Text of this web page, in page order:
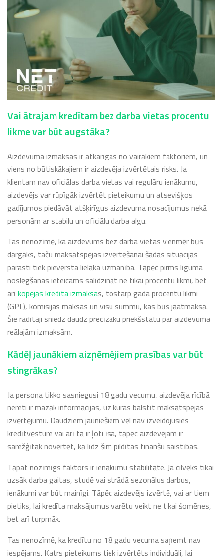
Vai ātrajam kredītam bez darba vietas procentu
likme var būt augstāka?
Aizdevuma izmaksas ir atkarīgas no vairākiem faktoriem, un
viens no būtiskākajiem ir aizdevēja izvērtētais risks. Ja
klientam nav oficiālas darba vietas vai regulāru ienākumu,
aizdevējs var rūpīgāk izvērtēt pieteikumu un atsevišķos
gadījumos piedāvāt atšķirīgus aizdevuma nosacījumus nekā
personām ar stabilu un oficiālu darba algu.
Tas nenozīmē, ka aizdevums bez darba vietas vienmēr būs
dārgāks, taču maksātspējas izvērtēšanai šādās situācijās
parasti tiek pievērsta lielāka uzmanība. Tāpēc pirms līguma
noslēgšanas ieteicams salīdzināt ne tikai procentu likmi, bet
arīkopējās kredīta izmaksas, tostarp gada procentu likmi
(GPL), komisijas maksas un visu summu, kas būs jāatmaksā.
Šie rādītāji sniedz daudz precīzāku priekšstatu par aizdevuma
reālajām izmaksām.
Kādēļ jaunākiem aizņēmējiem prasības var būt
stingrākas?
Ja persona tikko sasniegusi 18 gadu vecumu, aizdevēja rīcībā
nereti ir mazāk informācijas, uz kuras balstīt maksātspējas
izvērtējumu. Daudziem jauniešiem vēl nav izveidojusies
kredītvēsture vai arī tā ir ļoti īsa, tāpēc aizdevējam ir
sarežģītāk novērtēt, kā līdz šim pildītas finanšu saistības.
Tāpat nozīmīgs faktors ir ienākumu stabilitāte. Ja cilvēks tikai
uzsāk darba gaitas, studē vai strādā sezonālus darbus,
ienākumi var būt mainīgi. Tāpēc aizdevējs izvērtē, vai ar tiem
pietiks, lai kredīta maksājumus varētu veikt ne tikai šomēnes,
bet arī turpmāk.
Tas nenozīmē, ka kredītu no 18 gadu vecuma saņemt nav
iespējams. Katrs pieteikums tiek izvērtēts individuāli, lai